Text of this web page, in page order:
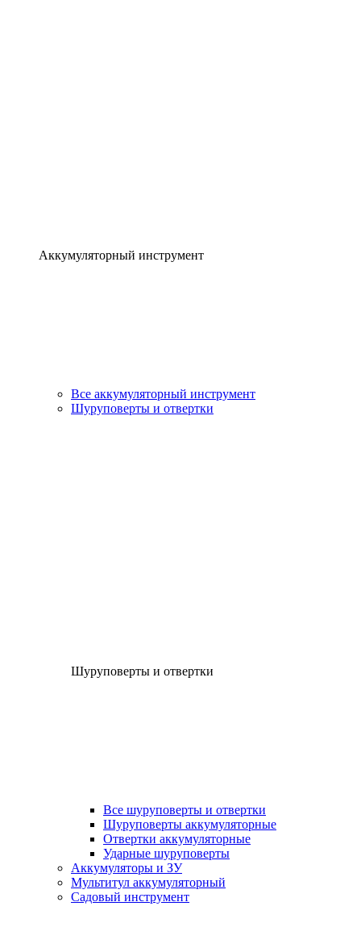
Аккумуляторный инструмент
Все аккумуляторный инструмент
Шуруповерты и отвертки
Шуруповерты и отвертки
Все шуруповерты и отвертки
Шуруповерты аккумуляторные
Отвертки аккумуляторные
Ударные шуруповерты
Аккумуляторы и ЗУ
Мультитул аккумуляторный
Садовый инструмент